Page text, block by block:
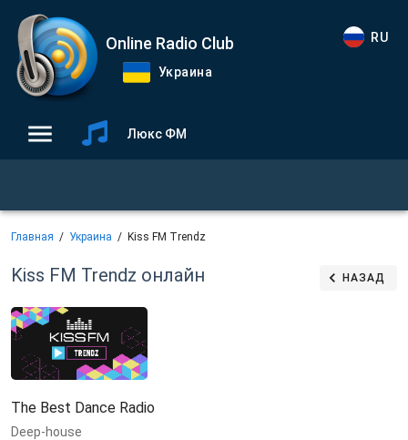
Online Radio Club
Украина
RU
Люкс ФМ
Главная Украина Kiss FM Trendz
Kiss FM Trendz онлайн НАЗАД
The Best Dance Radio
Deep-house